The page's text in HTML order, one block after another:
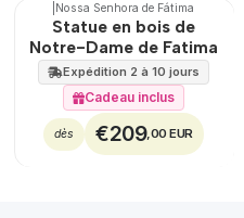
Nossa Senhora de Fátima
Statue en bois de
Notre-Dame de Fatima
Expédition 2 à 10 jours
Cadeau inclus
dès €209,00 EUR